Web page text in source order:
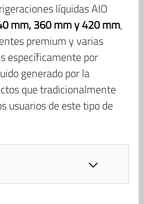
líquidas AIO
mm, 360 mm y 420 mm,
premium y varias
específicamente por
generado por la
que tradicionalmente
usuarios de este tipo de